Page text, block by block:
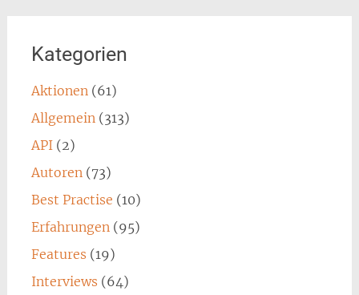
Kategorien
Aktionen (61)
Allgemein (313)
API(2)
Autoren (73)
Best Practise (10)
Erfahrungen (95)
Features (19)
Interviews (64)